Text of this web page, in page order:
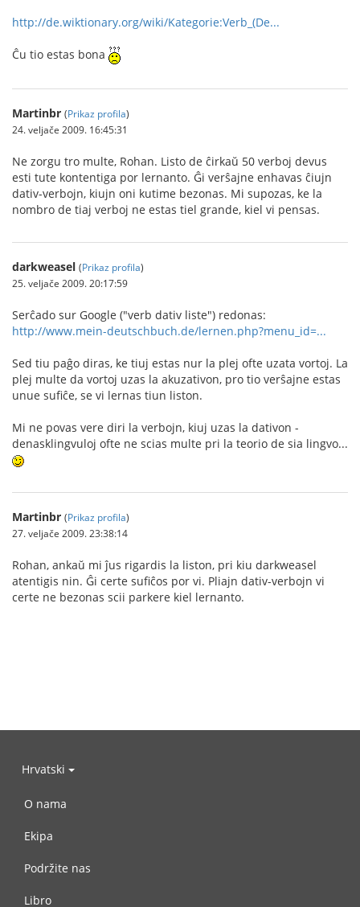
http://de.wiktionary.org/wiki/Kategorie:Verb_(De...
Ĉu tio estas bona
Martinbr (Prikaz profila)
24. veljače 2009. 16:45:31
Ne zorgu tro multe, Rohan. Listo de ĉirkaŭ 50 verboj devus
esti tute kontentiga por lernanto. Ĝi verŝajne enhavas ĉiujn
dativ-verbojn, kiujn oni kutime bezonas. Mi supozas, ke la
nombro de tiaj verboj ne estas tiel grande, kiel vi pensas.
darkweasel (Prikaz profila)
25. veljače 2009. 20:17:59
Serĉado sur Google ("verb dativ liste") redonas:
http://www.mein-deutschbuch.de/lernen.php?menu_id=...
Sed tiu paĝo diras, ke tiuj estas nur la plej ofte uzata vortoj. La
plej multe da vortoj uzas la akuzativon, pro tio verŝajne estas
unue sufiĉe, se vi lernas tiun liston.
Mi ne povas vere diri la verbojn, kiuj uzas la dativon -
denasklingvuloj ofte ne scias multe pri la teorio de sia lingvo...
Martinbr (Prikaz profila)
27. veljače 2009. 23:38:14
Rohan, ankaŭ mi ĵus rigardis la liston, pri kiu darkweasel
atentigis nin. Ĝi certe sufiĉos por vi. Pliajn dativ-verbojn vi
certe ne bezonas scii parkere kiel lernanto.
Hrvatski
O nama
Ekipa
Podržite nas
Libro